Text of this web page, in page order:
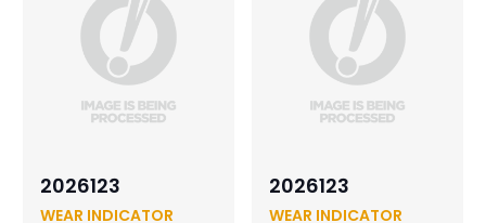
2026123
WEAR INDICATOR
2026123
WEAR INDICATOR